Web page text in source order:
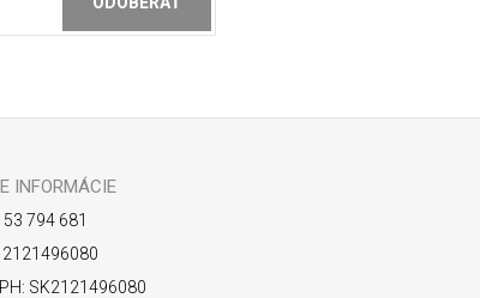
INFORMÁCIE
53 794 681
2121496080
SK2121496080